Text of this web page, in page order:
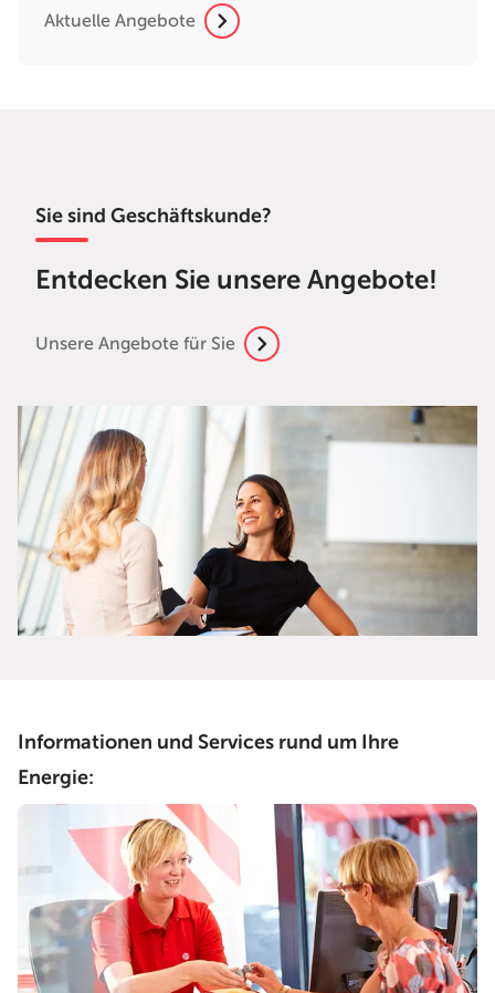
Aktuelle Angebote
Sie sind Geschäftskunde?
Entdecken Sie unsere Angebote!
Unsere Angebote für Sie
Informationen und Services rund um Ihre
Energie: